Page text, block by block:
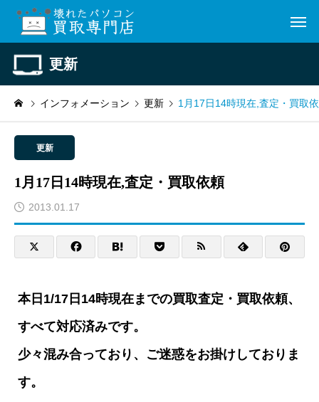
更新
インフォメーション 更新 1月17日14時現在,査定・買取
更新
1月17日14時現在,査定・買取依頼
2013.01.17
本日1/17日14時現在までの買取査定・買取依頼、
すべて対応済みです。
少々混み合っており、ご迷惑をお掛けしておりま
す。